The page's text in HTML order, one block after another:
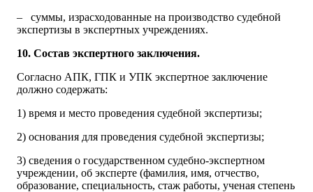
– суммы, израсходованные на производство судебной
экспертизы в экспертных учреждениях.
10. Состав экспертного заключения.
Согласно АПК, ГПК и УПК экспертное заключение
должно содержать:
1) время и место проведения судебной экспертизы;
2) основания для проведения судебной экспертизы;
3) сведения о государственном судебно-экспертном
учреждении, об эксперте (фамилия, имя, отчество,
образование, специальность, стаж работы, ученая степень